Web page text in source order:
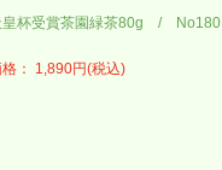
皇杯受賞茶園緑茶80g / No180
： 1,890円(税込)